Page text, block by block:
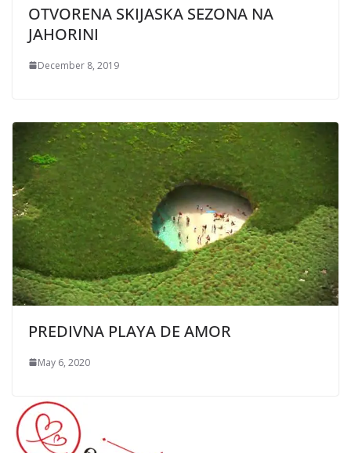
OTVORENA SKIJASKA SEZONA NA
JAHORINI
December 8, 2019
PREDIVNA PLAYA DE AMOR
May 6, 2020